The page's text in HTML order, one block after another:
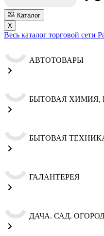
Каталог
X
Весь каталог торговой сети
АВТОТОВАРЫ
БЫТОВАЯ ХИМИЯ,
БЫТОВАЯ
ГАЛАНТЕРЕЯ
ДАЧА. САД.